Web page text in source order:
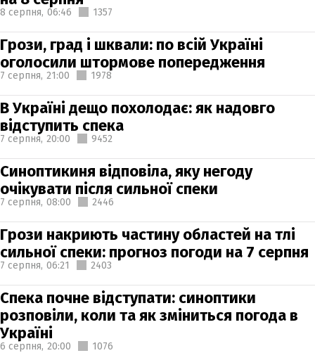
8 серпня, 06:46 1357
Грози, град і шквали: по всій Україні
оголосили штормове попередження
7 серпня, 21:00 1978
В Україні дещо похолодає: як надовго
відступить спека
7 серпня, 20:00 9452
Синоптикиня відповіла, яку негоду
очікувати після сильної спеки
7 серпня, 08:00 2446
Грози накриють частину областей на тлі
сильної спеки: прогноз погоди на 7 серпня
7 серпня, 06:21 2403
Спека почне відступати: синоптики
розповіли, коли та як зміниться погода в
Україні
6 серпня, 20:00 1076